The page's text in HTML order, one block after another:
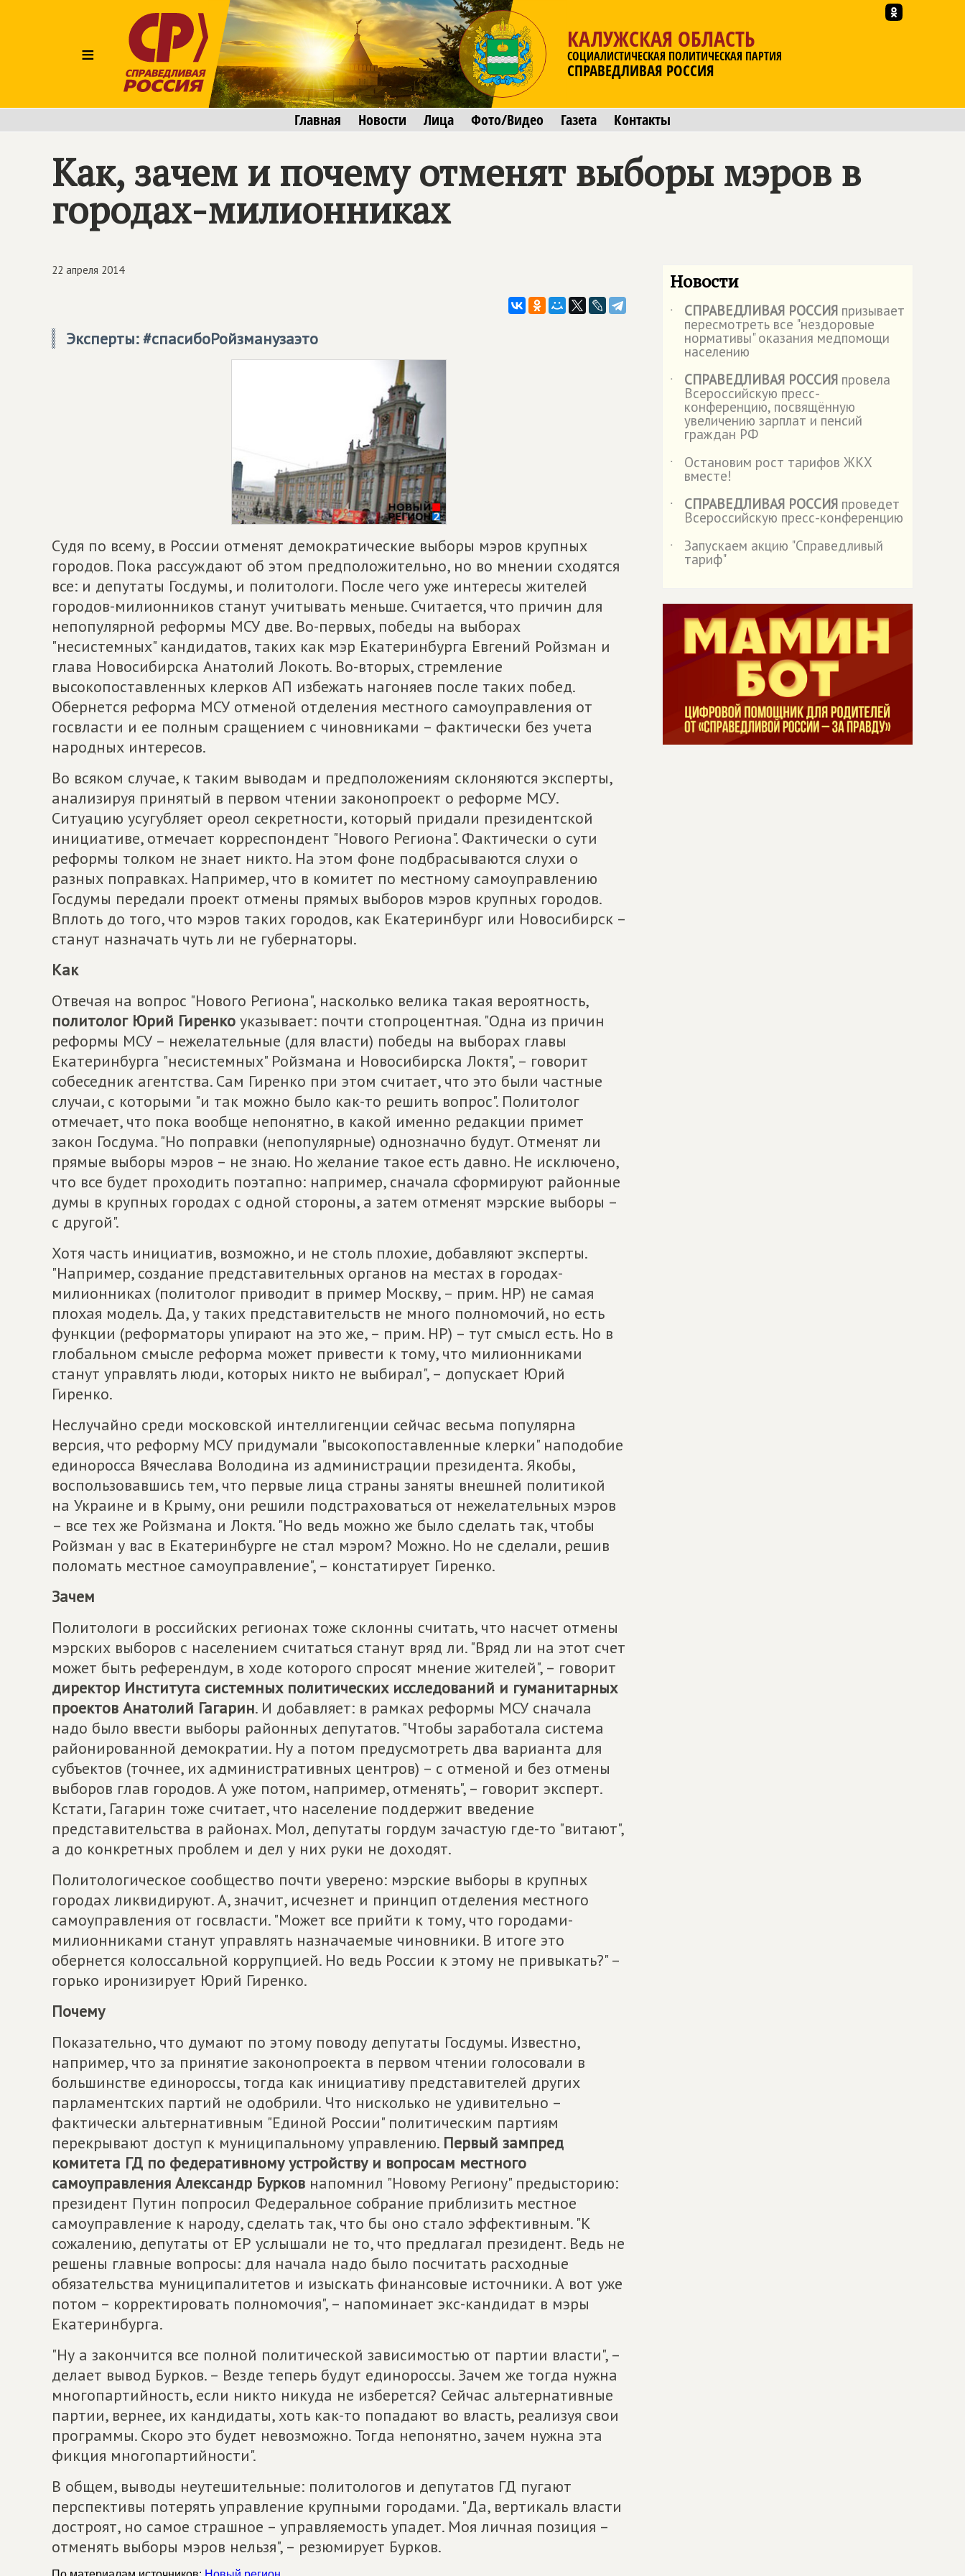
≡
КАЛУЖСКАЯ ОБЛАСТЬ
СОЦИАЛИСТИЧЕСКАЯ ПОЛИТИЧЕСКАЯ ПАРТИЯ
СПРАВЕДЛИВАЯ РОССИЯ
Главная Новости Лица Фото/Видео Газета Контакты
Как, зачем и почему отменят выборы мэров в
городах-милионниках
22 апреля 2014
Эксперты: #спасибоРойзманузаэто
Судя по всему, в России отменят демократические выборы мэров крупных
городов. Пока рассуждают об этом предположительно, но во мнении сходятся
все: и депутаты Госдумы, и политологи. После чего уже интересы жителей
городов-милионников станут учитывать меньше. Считается, что причин для
непопулярной реформы МСУ две. Во-первых, победы на выборах
"несистемных" кандидатов, таких как мэр Екатеринбурга Евгений Ройзман и
глава Новосибирска Анатолий Локоть. Во-вторых, стремление
высокопоставленных клерков АП избежать нагоняев после таких побед.
Обернется реформа МСУ отменой отделения местного самоуправления от
госвласти и ее полным сращением с чиновниками – фактически без учета
народных интересов.
Во всяком случае, к таким выводам и предположениям склоняются эксперты,
анализируя принятый в первом чтении законопроект о реформе МСУ.
Ситуацию усугубляет ореол секретности, который придали президентской
инициативе, отмечает корреспондент "Нового Региона". Фактически о сути
реформы толком не знает никто. На этом фоне подбрасываются слухи о
разных поправках. Например, что в комитет по местному самоуправлению
Госдумы передали проект отмены прямых выборов мэров крупных городов.
Вплоть до того, что мэров таких городов, как Екатеринбург или Новосибирск –
станут назначать чуть ли не губернаторы.
Как
Отвечая на вопрос "Нового Региона", насколько велика такая вероятность,
политолог Юрий Гиренко указывает: почти стопроцентная. "Одна из причин
реформы МСУ – нежелательные (для власти) победы на выборах главы
Екатеринбурга "несистемных" Ройзмана и Новосибирска Локтя", – говорит
собеседник агентства. Сам Гиренко при этом считает, что это были частные
случаи, с которыми "и так можно было как-то решить вопрос". Политолог
отмечает, что пока вообще непонятно, в какой именно редакции примет
закон Госдума. "Но поправки (непопулярные) однозначно будут. Отменят ли
прямые выборы мэров – не знаю. Но желание такое есть давно. Не исключено,
что все будет проходить поэтапно: например, сначала сформируют районные
думы в крупных городах с одной стороны, а затем отменят мэрские выборы –
с другой".
Хотя часть инициатив, возможно, и не столь плохие, добавляют эксперты.
"Например, создание представительных органов на местах в городах-
милионниках (политолог приводит в пример Москву, – прим. НР) не самая
плохая модель. Да, у таких представительств не много полномочий, но есть
функции (реформаторы упирают на это же, – прим. НР) – тут смысл есть. Но в
глобальном смысле реформа может привести к тому, что милионниками
станут управлять люди, которых никто не выбирал", – допускает Юрий
Гиренко.
Неслучайно среди московской интеллигенции сейчас весьма популярна
версия, что реформу МСУ придумали "высокопоставленные клерки" наподобие
единоросса Вячеслава Володина из администрации президента. Якобы,
воспользовавшись тем, что первые лица страны заняты внешней политикой
на Украине и в Крыму, они решили подстраховаться от нежелательных мэров
– все тех же Ройзмана и Локтя. "Но ведь можно же было сделать так, чтобы
Ройзман у вас в Екатеринбурге не стал мэром? Можно. Но не сделали, решив
поломать местное самоуправление", – констатирует Гиренко.
Зачем
Политологи в российских регионах тоже склонны считать, что насчет отмены
мэрских выборов с населением считаться станут вряд ли. "Вряд ли на этот счет
может быть референдум, в ходе которого спросят мнение жителей", – говорит
директор Института системных политических исследований и гуманитарных
проектов Анатолий Гагарин. И добавляет: в рамках реформы МСУ сначала
надо было ввести выборы районных депутатов. "Чтобы заработала система
районированной демократии. Ну а потом предусмотреть два варианта для
субъектов (точнее, их административных центров) – с отменой и без отмены
выборов глав городов. А уже потом, например, отменять", – говорит эксперт.
Кстати, Гагарин тоже считает, что население поддержит введение
представительства в районах. Мол, депутаты гордум зачастую где-то "витают",
а до конкретных проблем и дел у них руки не доходят.
Политологическое сообщество почти уверено: мэрские выборы в крупных
городах ликвидируют. А, значит, исчезнет и принцип отделения местного
самоуправления от госвласти. "Может все прийти к тому, что городами-
милионниками станут управлять назначаемые чиновники. В итоге это
обернется колоссальной коррупцией. Но ведь России к этому не привыкать?" –
горько иронизирует Юрий Гиренко.
Почему
Показательно, что думают по этому поводу депутаты Госдумы. Известно,
например, что за принятие законопроекта в первом чтении голосовали в
большинстве единороссы, тогда как инициативу представителей других
парламентских партий не одобрили. Что нисколько не удивительно –
фактически альтернативным "Единой России" политическим партиям
перекрывают доступ к муниципальному управлению. Первый зампред
комитета ГД по федеративному устройству и вопросам местного
самоуправления Александр Бурков напомнил "Новому Региону" предысторию:
президент Путин попросил Федеральное собрание приблизить местное
самоуправление к народу, сделать так, что бы оно стало эффективным. "К
сожалению, депутаты от ЕР услышали не то, что предлагал президент. Ведь не
решены главные вопросы: для начала надо было посчитать расходные
обязательства муниципалитетов и изыскать финансовые источники. А вот уже
потом – корректировать полномочия", – напоминает экс-кандидат в мэры
Екатеринбурга.
"Ну а закончится все полной политической зависимостью от партии власти", –
делает вывод Бурков. – Везде теперь будут единороссы. Зачем же тогда нужна
многопартийность, если никто никуда не изберется? Сейчас альтернативные
партии, вернее, их кандидаты, хоть как-то попадают во власть, реализуя свои
программы. Скоро это будет невозможно. Тогда непонятно, зачем нужна эта
фикция многопартийности".
В общем, выводы неутешительные: политологов и депутатов ГД пугают
перспективы потерять управление крупными городами. "Да, вертикаль власти
достроят, но самое страшное – управляемость упадет. Моя личная позиция –
отменять выборы мэров нельзя", – резюмирует Бурков.
Новости
˙ СПРАВЕДЛИВАЯ РОССИЯ призывает
пересмотреть все "нездоровые
нормативы" оказания медпомощи
населению
˙
СПРАВЕДЛИВАЯ РОССИЯ провела
Всероссийскую пресс-
конференцию, посвящённую
увеличению зарплат и пенсий
граждан РФ
˙
Остановим рост тарифов ЖКХ
вместе!
˙
СПРАВЕДЛИВАЯ РОССИЯ проведет
Всероссийскую пресс-конференцию
˙
Запускаем акцию "Справедливый
тариф"